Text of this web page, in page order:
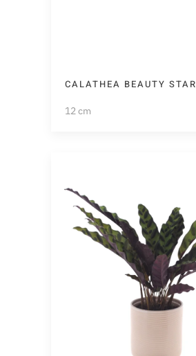
CALATHEA BEAUTY STAR
12 cm